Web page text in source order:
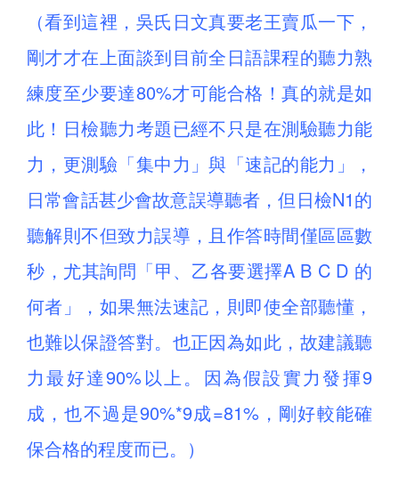
（看到這裡，吳氏日文真要老王賣瓜一下，
剛才才在上面談到目前全日語課程的聽力熟
練度至少要達80%才可能合格！真的就是如
此！日檢聽力考題已經不只是在測驗聽力能
力，更測驗「集中力」與「速記的能力」，
日常會話甚少會故意誤導聽者，但日檢N1的
聽解則不但致力誤導，且作答時間僅區區數
秒，尤其詢問「甲、乙各要選擇A B C D 的
何者」，如果無法速記，則即使全部聽懂，
也難以保證答對。也正因為如此，故建議聽
力最好達90%以上。因為假設實力發揮9
成，也不過是90%*9成=81%，剛好較能確
保合格的程度而已。）